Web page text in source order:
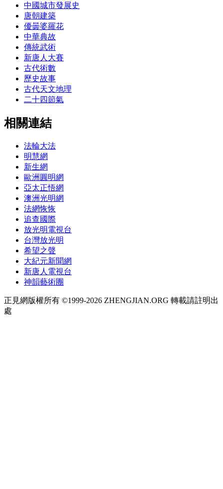
中國城市發展史
唐朝建築
優曇婆羅花
中華典故
傳統武術
新唐人大賽
古代術數
歷史故事
古代天文地理
二十四節氣
相關連結
法輪大法
明慧網
新生網
歐洲圓明網
亞太正悟網
澳洲光明網
法網恢恢
追查國際
放光明電視台
台灣放光明
希望之聲
大紀元新聞網
新唐人電視台
神韻藝術團
正見網版權所有 ©1999-2026 ZHENGJIAN.ORG 轉載請註明出
處